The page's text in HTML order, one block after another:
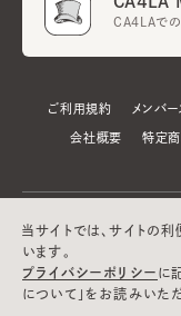
CA4LAでの
ご利用規約 メンバ
会社概要 特定
当サイトでは、サイトの
います。
プライバシーポリシー に
について」をお読みいた